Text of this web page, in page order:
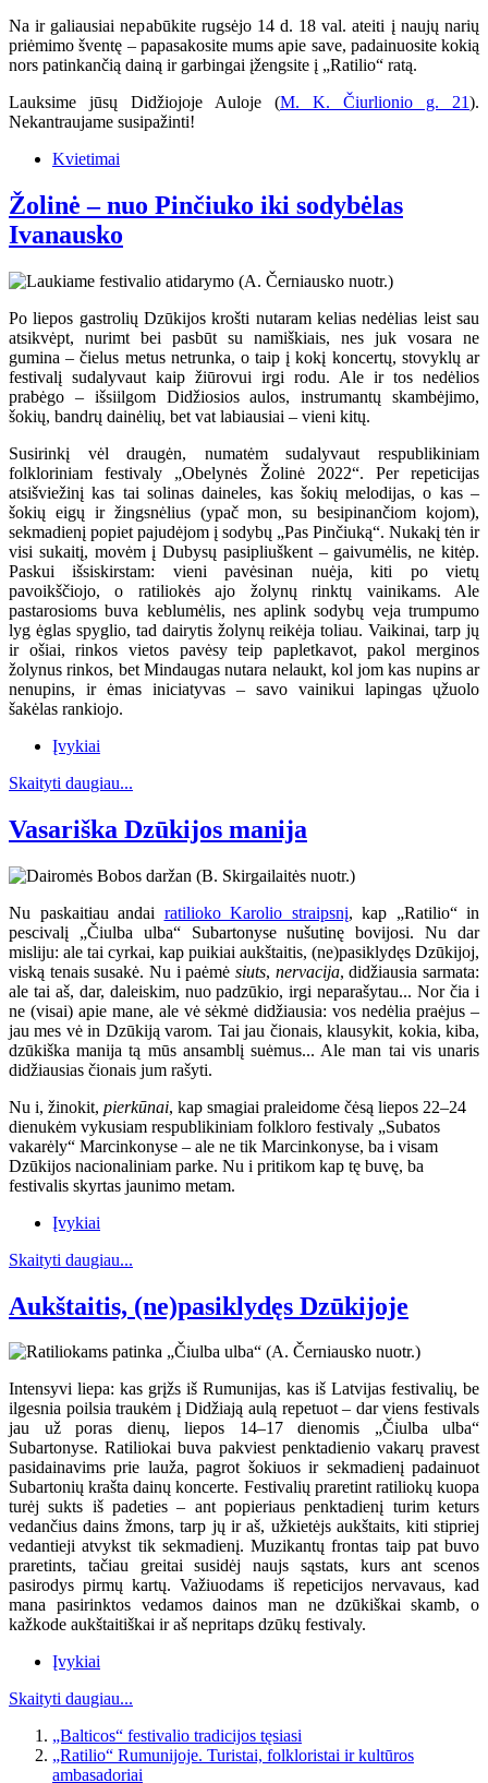
Na ir galiausiai nepabūkite rugsėjo 14 d. 18 val. ateiti į naujų narių
priėmimo šventę – papasakosite mums apie save, padainuosite kokią
nors patinkančią dainą ir garbingai įžengsite į „Ratilio“ ratą.
Lauksime jūsų Didžiojoje Auloje (M. K. Čiurlionio g. 21).
Nekantraujame susipažinti!
Kvietimai
Žolinė – nuo Pinčiuko iki sodybėlas
Ivanausko
Po liepos gastrolių Dzūkijos krošti nutaram kelias nedėlias leist sau
atsikvėpt, nurimt bei pasbūt su namiškiais, nes juk vosara ne
gumina – čielus metus netrunka, o taip į kokį koncertų, stovyklų ar
festivalį sudalyvaut kaip žiūrovui irgi rodu. Ale ir tos nedėlios
prabėgo – išsiilgom Didžiosios aulos, instrumantų skambėjimo,
šokių, bandrų dainėlių, bet vat labiausiai – vieni kitų.
Susirinkį vėl draugėn, numatėm sudalyvaut respublikiniam
folkloriniam festivaly „Obelynės Žolinė 2022“. Per repeticijas
atsišviežinį kas tai solinas daineles, kas šokių melodijas, o kas –
šokių eigų ir žingsnėlius (ypač mon, su besipinančiom kojom),
sekmadienį popiet pajudėjom į sodybų „Pas Pinčiuką“. Nukakį tėn ir
visi sukaitį, movėm į Dubysų pasipliuškent – gaivumėlis, ne kitėp.
Paskui išsiskirstam: vieni pavėsinan nuėja, kiti po vietų
pavoikščiojo, o ratiliokės ajo žolynų rinktų vainikams. Ale
pastarosioms buva keblumėlis, nes aplink sodybų veja trumpumo
lyg ėglas spyglio, tad dairytis žolynų reikėja toliau. Vaikinai, tarp jų
ir ošiai, rinkos vietos pavėsy teip papletkavot, pakol merginos
žolynus rinkos, bet Mindaugas nutara nelaukt, kol jom kas nupins ar
nenupins, ir ėmas iniciatyvas – savo vainikui lapingas ųžuolo
šakėlas rankiojo.
Įvykiai
Skaityti daugiau...
Vasariška Dzūkijos manija
Nu paskaitiau andai ratilioko Karolio straipsnį, kap „Ratilio“ in
pescivalį „Čiulba ulba“ Subartonyse nušutinę bovijosi. Nu dar
misliju: ale tai cyrkai, kap puikiai aukštaitis, (ne)pasiklydęs Dzūkijoj,
viską tenais susakė. Nu i paėmė siuts, nervacija, didžiausia sarmata:
ale tai aš, dar, daleiskim, nuo padzūkio, irgi neparašytau... Nor čia i
ne (visai) apie mane, ale vė sėkmė didžiausia: vos nedėlia praėjus –
jau mes vė in Dzūkiją varom. Tai jau čionais, klausykit, kokia, kiba,
dzūkiška manija tą mūs ansamblį suėmus... Ale man tai vis unaris
didžiausias čionais jum rašyti.
Nu i, žinokit, pierkūnai, kap smagiai praleidome čėsą liepos 22–24
dienukėm vykusiam respublikiniam folkloro festivaly „Subatos
vakarėly“ Marcinkonyse – ale ne tik Marcinkonyse, ba i visam
Dzūkijos nacionaliniam parke. Nu i pritikom kap tę buvę, ba
festivalis skyrtas jaunimo metam.
Įvykiai
Skaityti daugiau...
Aukštaitis, (ne)pasiklydęs Dzūkijoje
Intensyvi liepa: kas grįžs iš Rumunijas, kas iš Latvijas festivalių, be
ilgesnia poilsia traukėm į Didžiają aulą repetuot – dar viens festivals
jau už poras dienų, liepos 14–17 dienomis „Čiulba ulba“
Subartonyse. Ratiliokai buva pakviest penktadienio vakarų pravest
pasidainavims prie lauža, pagrot šokiuos ir sekmadienį padainuot
Subartonių krašta dainų koncerte. Festivalių praretint ratiliokų kuopa
turėj sukts iš padeties – ant popieriaus penktadienį turim keturs
vedančius dains žmons, tarp jų ir aš, užkietėjs aukštaits, kiti stipriej
vedantieji atvykst tik sekmadienį. Muzikantų frontas taip pat buvo
praretints, tačiau greitai susidėj naujs sąstats, kurs ant scenos
pasirodys pirmų kartų. Važiuodams iš repeticijos nervavaus, kad
mana pasirinktos vedamos dainos man ne dzūkiškai skamb, o
kažkode aukštaitiškai ir aš nepritaps dzūkų festivaly.
Įvykiai
Skaityti daugiau...
„Balticos“ festivalio tradicijos tęsiasi
„Ratilio“ Rumunijoje. Turistai, folkloristai ir kultūros
ambasadoriai